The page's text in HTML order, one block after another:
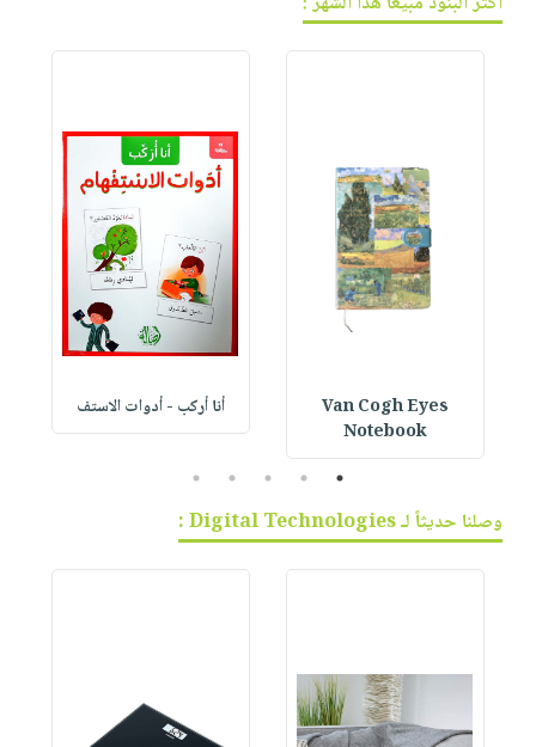
Van Cogh Eyes
Notebook
أنا أركب - أدوات الاستف
1
2
3
4
5
وصلنا حديثاً لـ Digital Technologies :